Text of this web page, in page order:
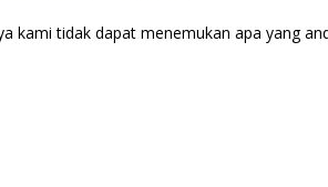
kami tidak dapat menemukan apa yang